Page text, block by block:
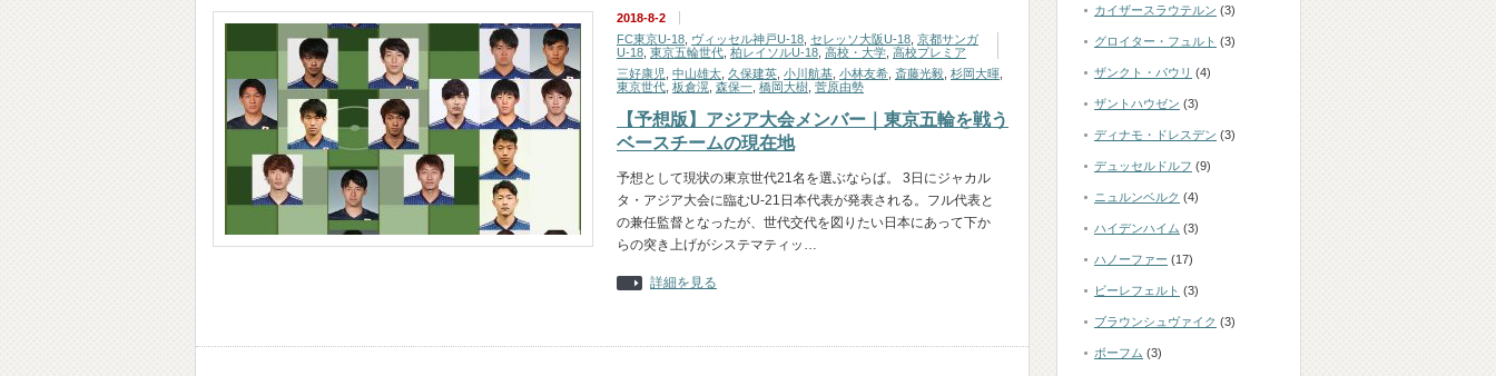
2018-8-2
FC東京U-18 ヴィッセル神戸U-18 セレッソ大阪U-18 京都サンガ
U-18 東京五輪世代 柏レイソルU-18 高校・大学 高校プレミア
三好康児
中山雄太 久保建英 小川航基 小林友希 斎藤光毅 杉岡大暉
東京世代 板倉滉 森保一 橋岡大樹 菅原由勢
【予想版】アジア大会メンバー｜東京五輪を戦う
ベースチームの現在地
予想として現状の東京世代21名を選ぶならば。 3日にジャカル
タ・アジア大会に臨むU-21日本代表が発表される。フル代表と
の兼任監督となったが、世代交代を図りたい日本にあって下か
らの突き上げがシステマティッ…
詳細を見る
カイザースラウテルン (3)
グロイター・フュルト (3)
ザンクト・パウリ (4)
ザントハウゼン (3)
ディナモ・ドレスデン (3)
デュッセルドルフ (9)
ニュルンベルク (4)
ハイデンハイム (3)
ハノーファー (17)
ビーレフェルト (3)
ブラウンシュヴァイク (3)
ボーフム (3)